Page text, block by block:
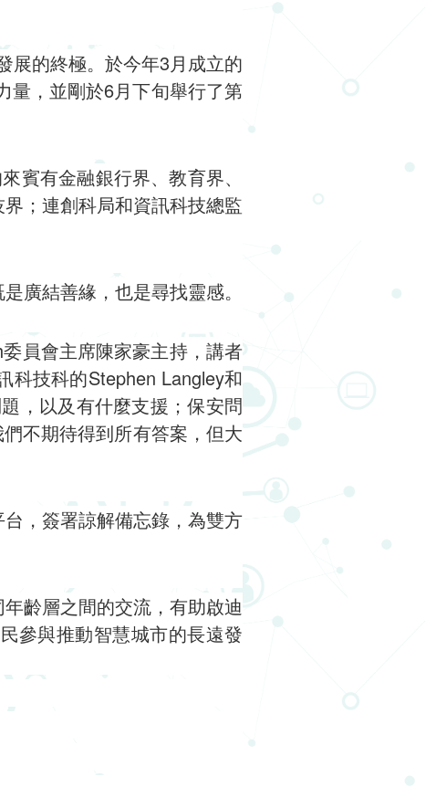
展的終極。於今年3月成立的
量，並剛於6月下旬舉行了第
賓有金融銀行界、教育界、
；連創科局和資訊科技總監
廣結善緣，也是尋找靈感。
員會主席陳家豪主持，講者
科技科的Stephen Langley和
，以及有什麼支援；保安問
不期待得到所有答案，但大
，簽署諒解備忘錄，為雙方
齡層之間的交流，有助啟迪
參與推動智慧城市的長遠發